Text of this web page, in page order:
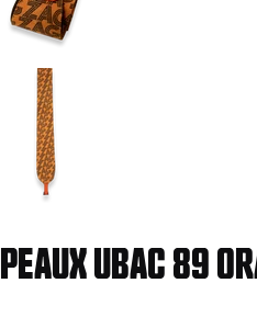
Aller à la diapositive 2
PEAUX UBAC 89